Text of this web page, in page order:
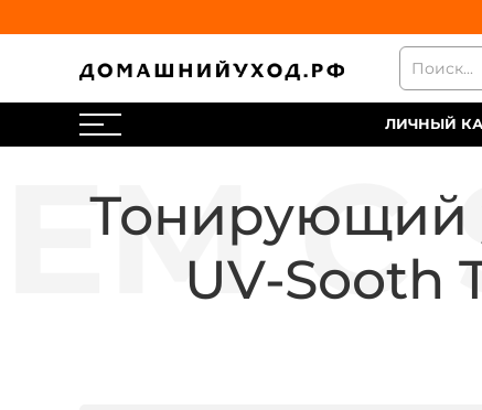
ЛИЧНЫЙ
Тонирующий
UV-Sooth